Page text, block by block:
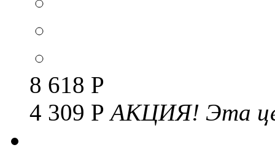
8 618 Р
4 309 РАКЦИЯ! Эта